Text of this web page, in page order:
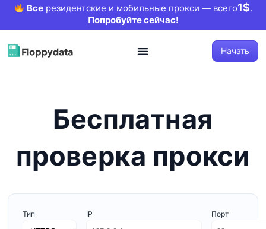
Всерезидентские и мобильные прокси — всего1$.
Попробуйте сейчас!
Начать
Бесплатная
проверка прокси
Тип IP Порт